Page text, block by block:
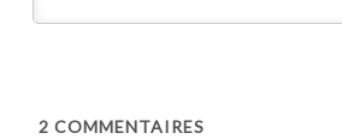
2 COMMENTAIRES